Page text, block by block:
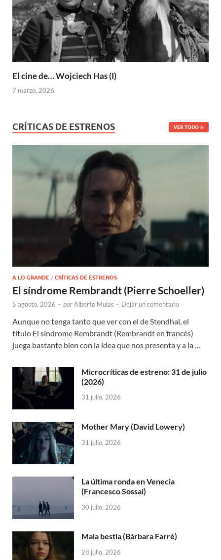
El cine de… Wojciech Has (I)
7 marzo, 2026
CRÍTICAS DE ESTRENOS VER TODO
A LO GRANDE / CRÍTICAS DE ESTRENOS
El síndrome Rembrandt (Pierre Schoeller)
5 agosto, 2026 - porAlberto Mulas - Dejar un comentario
Aunque no tenga tanto que ver con el de Stendhal, el
título El síndrome Rembrandt (Rembrandt en francés)
juega bastante bien con la idea que nos presenta y a la …
Microcríticas de estreno: 31 de julio
(2026)
31 julio, 2026
Mother Mary (David Lowery)
31 julio, 2026
La última ronda en Venecia
(Francesco Sossai)
30 julio, 2026
Mala bestia (Bàrbara Farré)
28 julio, 2026